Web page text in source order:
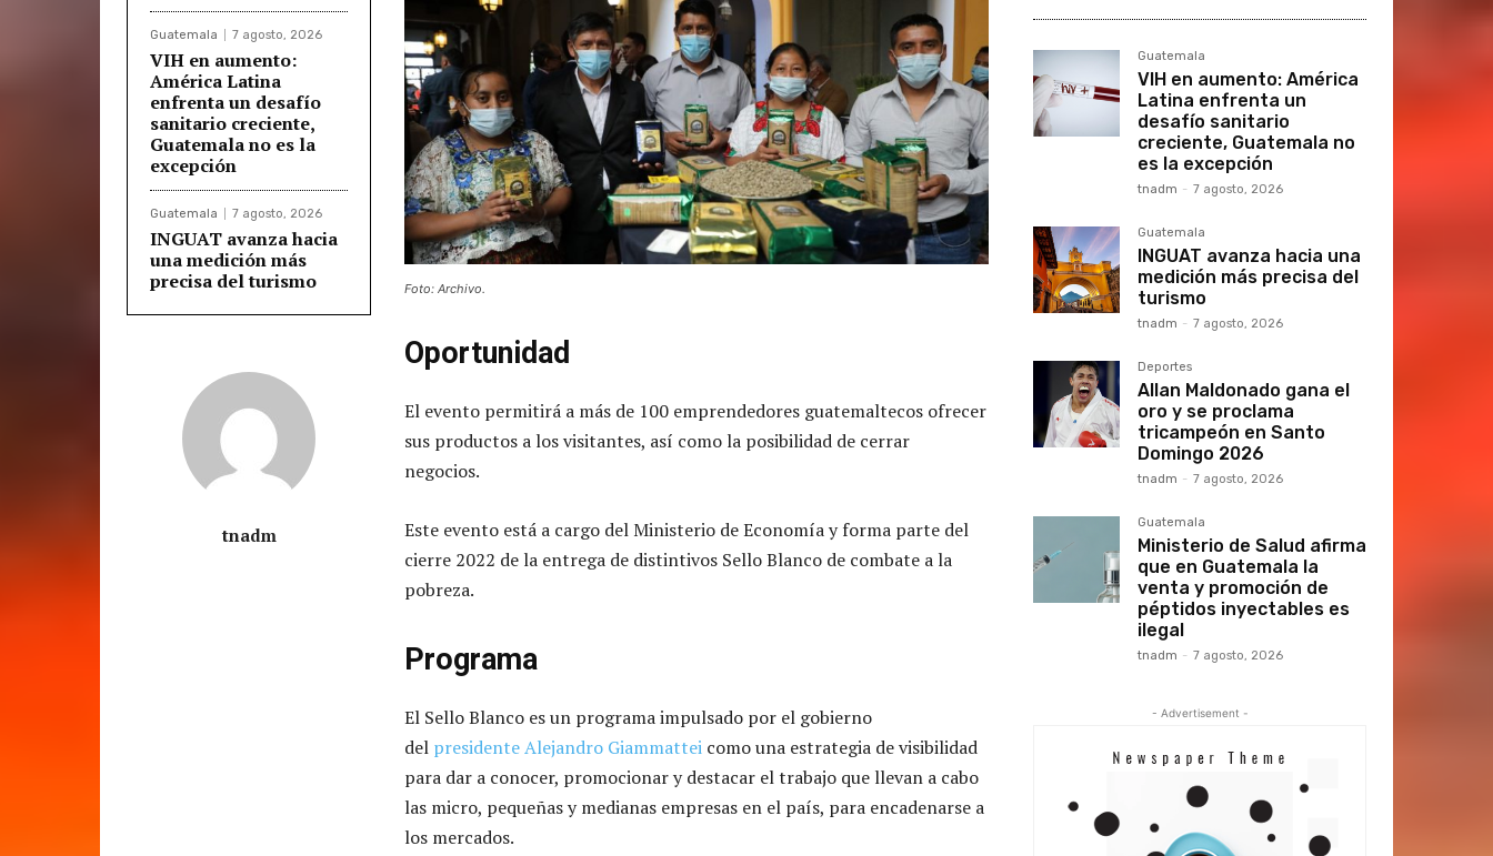
Guatemala 7 agosto, 2026
VIH en aumento:
América Latina
enfrenta un desafío
sanitario creciente,
Guatemala no es la
excepción
Guatemala 7 agosto, 2026
INGUAT avanza hacia
una medición más
precisa del turismo
tnadm
Foto: Archivo.
Oportunidad
El evento permitirá a más de 100 emprendedores guatemaltecos ofrecer
sus productos a los visitantes, así como la posibilidad de cerrar
negocios.
Este evento está a cargo del Ministerio de Economía y forma parte del
cierre 2022 de la entrega de distintivos Sello Blanco de combate a la
pobreza.
Programa
El Sello Blanco es un programa impulsado por el gobierno
del presidente Alejandro Giammattei como una estrategia de visibilidad
para dar a conocer, promocionar y destacar el trabajo que llevan a cabo
las micro, pequeñas y medianas empresas en el país, para encadenarse a
los mercados.
Guatemala
VIH en aumento: América
Latina enfrenta un
desafío sanitario
creciente, Guatemala no
es la excepción
tnadm - 7 agosto, 2026
Guatemala
INGUAT avanza hacia una
medición más precisa del
turismo
tnadm - 7 agosto, 2026
Deportes
Allan Maldonado gana el
oro y se proclama
tricampeón en Santo
Domingo 2026
tnadm - 7 agosto, 2026
Guatemala
Ministerio de Salud afirma
que en Guatemala la
venta y promoción de
péptidos inyectables es
ilegal
tnadm - 7 agosto, 2026
- Advertisement -